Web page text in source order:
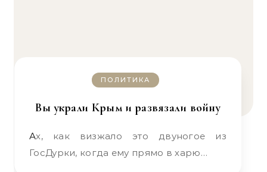
ПОЛИТИКА
Вы украли Крым и развязали войну
Ах, как визжало это двуногое из
ГосДурки, когда ему прямо в харю…